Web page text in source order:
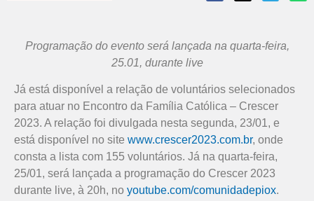
Programação do evento será lançada na quarta-feira,
25.01, durante live
Já está disponível a relação de voluntários selecionados
para atuar no Encontro da Família Católica – Crescer
2023. A relação foi divulgada nesta segunda, 23/01, e
está disponível no site www.crescer2023.com.br, onde
consta a lista com 155 voluntários. Já na quarta-feira,
25/01, será lançada a programação do Crescer 2023
durante live, à 20h, no youtube.com/comunidadepiox.